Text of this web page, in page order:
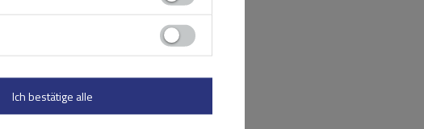
Ich bestätige alle